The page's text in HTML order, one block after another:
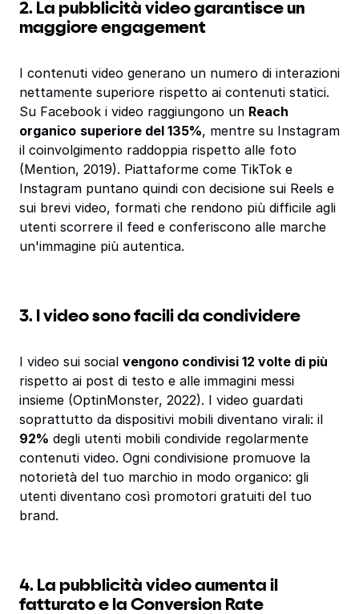
2. La pubblicità video garantisce un
maggiore engagement
I contenuti video generano un numero di interazioni
nettamente superiore rispetto ai contenuti statici.
Su Facebook i video raggiungono un Reach
organico superiore del 135%, mentre su Instagram
il coinvolgimento raddoppia rispetto alle foto
(Mention, 2019). Piattaforme come TikTok e
Instagram puntano quindi con decisione sui Reels e
sui brevi video, formati che rendono più difficile agli
utenti scorrere il feed e conferiscono alle marche
un'immagine più autentica.
3. I video sono facili da condividere
I video sui social vengono condivisi 12 volte di più
rispetto ai post di testo e alle immagini messi
insieme (OptinMonster, 2022). I video guardati
soprattutto da dispositivi mobili diventano virali: il
92% degli utenti mobili condivide regolarmente
contenuti video. Ogni condivisione promuove la
notorietà del tuo marchio in modo organico: gli
utenti diventano così promotori gratuiti del tuo
brand.
4. La pubblicità video aumenta il
fatturato e la Conversion Rate